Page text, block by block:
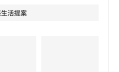
活提案